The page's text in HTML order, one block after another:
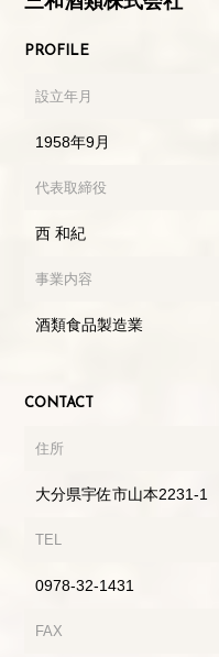
PROFILE
設立年月
1958年9月
代表取締役
西 和紀
事業内容
酒類食品製造業
CONTACT
住所
大分県宇佐市山本2231-1
TEL
0978-32-1431
FAX